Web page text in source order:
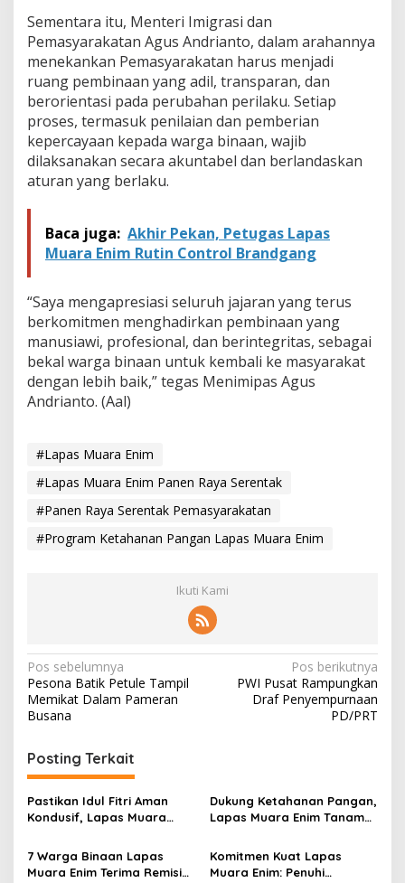
Sementara itu, Menteri Imigrasi dan
Pemasyarakatan Agus Andrianto, dalam arahannya
menekankan Pemasyarakatan harus menjadi
ruang pembinaan yang adil, transparan, dan
berorientasi pada perubahan perilaku. Setiap
proses, termasuk penilaian dan pemberian
kepercayaan kepada warga binaan, wajib
dilaksanakan secara akuntabel dan berlandaskan
aturan yang berlaku.
Baca juga: Akhir Pekan, Petugas Lapas
Muara Enim Rutin Control Brandgang
“Saya mengapresiasi seluruh jajaran yang terus
berkomitmen menghadirkan pembinaan yang
manusiawi, profesional, dan berintegritas, sebagai
bekal warga binaan untuk kembali ke masyarakat
dengan lebih baik,” tegas Menimipas Agus
Andrianto. (Aal)
#Lapas Muara Enim
#Lapas Muara Enim Panen Raya Serentak
#Panen Raya Serentak Pemasyarakatan
#Program Ketahanan Pangan Lapas Muara Enim
Ikuti Kami
N
a
v
i
g
a
s
i
p
Pos sebelumnya
Pesona Batik Petule Tampil
Memikat Dalam Pameran
Busana
Pos berikutnya
PWI Pusat Rampungkan
Draf Penyempurnaan
PD/PRT
Posting Terkait
Pastikan Idul Fitri Aman
Kondusif, Lapas Muara
Dukung Ketahanan Pangan,
Lapas Muara Enim Tanam
Hidroponik
7 Warga Binaan Lapas
Muara Enim Terima Remisi
Komitmen Kuat Lapas
Muara Enim: Penuhi